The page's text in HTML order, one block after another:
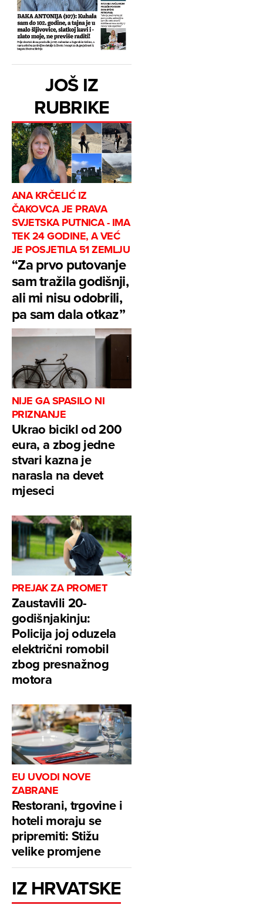
JOŠ IZ
RUBRIKE
ANA KRČELIĆ IZ
ČAKOVCA JE PRAVA
SVJETSKA PUTNICA - IMA
TEK 24 GODINE, A VEĆ
JE POSJETILA 51 ZEMLJU
“Za prvo putovanje
sam tražila godišnji,
ali mi nisu odobrili,
pa sam dala otkaz”
NIJE GA SPASILO NI
PRIZNANJE
Ukrao bicikl od 200
eura, a zbog jedne
stvari kazna je
narasla na devet
mjeseci
PREJAK ZA PROMET
Zaustavili 20-
godišnjakinju:
Policija joj oduzela
električni romobil
zbog presnažnog
motora
EU UVODI NOVE
ZABRANE
Restorani, trgovine i
hoteli moraju se
pripremiti: Stižu
velike promjene
IZ HRVATSKE